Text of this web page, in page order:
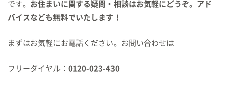
です。 お住まいに関する疑問・相談はお気軽にどうぞ。アド
バイスなども無料でいたします！
まずはお気軽にお電話ください。お問い合わせは
フリーダイヤル： 0120-023-430